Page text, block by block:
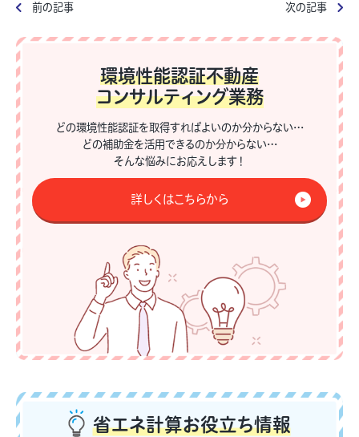
前の記事 次の記事
環境性能認証不動産
コンサルティング業務
どの環境性能認証を取得すればよいのか分からない…
どの補助金を活用できるのか分からない…
そんな悩みにお応えします！
詳しくはこちらから
省エネ計算お役立ち情報